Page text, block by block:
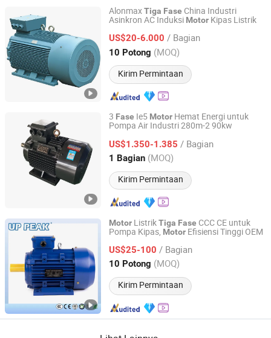
AlonmaxTiga Fase China Industri
Asinkron AC Induksi Motor Kipas Listrik
US$20-6.000 / Bagian
10 Potong (MOQ)
Kirim Permintaan
Zhejiang Aolong Motor Technology Co.,Ltd
Zhejiang, China Harga mulai 2025
3 Fase Ie5 Motor Hemat Energi untuk
Pompa Air Industri 280m-2 90kw
US$1.350-1.385 / Bagian
1 Bagian (MOQ)
Kirim Permintaan
SELIMEN Motor Manufacturing Co., Ltd.
Hebei, China Harga mulai 2026
Motor ListrikTiga Fase CCC CE untuk
Pompa Kipas, Motor Efisiensi Tinggi OEM
US$25-100 / Bagian
10 Potong (MOQ)
Kirim Permintaan
taizhou up peak Motor Co., Ltd.
Zhejiang, China Harga mulai 2023